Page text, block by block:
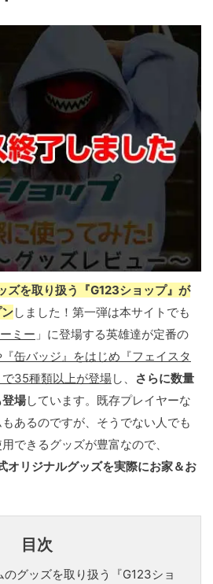
ズを取り扱う『G123ショップ』が
しました！第一弾は本サイトでも
ミー 」に登場する英雄達が定番の
『缶バッジ』をはじめ『フェイスタ
35種類以上が登場し、
さらに数量
場しています。既存プレイヤーな
あるのですが、そうでない人でも
できるグッズが豊富なので、
オリジナルグッズを実際にお家＆お
目次
グッズを取り扱う『G123ショ